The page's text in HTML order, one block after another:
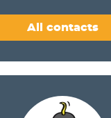
All contacts